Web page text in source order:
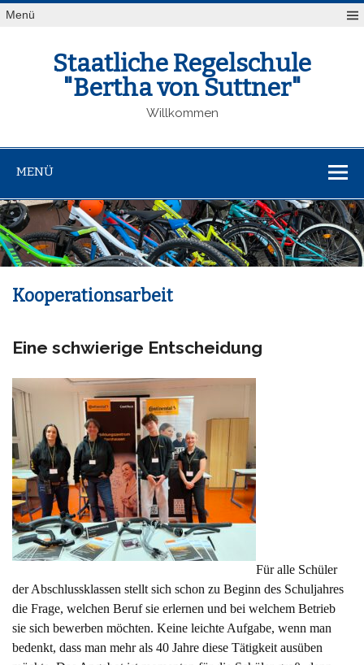
Menü
Staatliche Regelschule
"Bertha von Suttner"
Willkommen
MENÜ
Kooperationsarbeit
Eine schwierige Entscheidung
Für alle Schüler
der Abschlussklassen stellt sich schon zu Beginn des Schuljahres
die Frage, welchen Beruf sie erlernen und bei welchem Betrieb
sie sich bewerben möchten. Keine leichte Aufgabe, wenn man
bedenkt, dass man mehr als 40 Jahre diese Tätigkeit ausüben